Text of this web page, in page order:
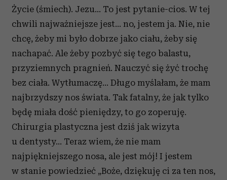
Życie (śmiech). Jezu… To jest pytanie-cios. W tej
chwili najważniejsze jest… no, jestem ja. Nie, nie
chcę, żeby mi było dobrze jako ciału, żeby się
nachapać. Ale żeby pozbyć się tego balastu,
przyziemnych pragnień. Nauczyć się żyć trochę
bez ciała. Wytłumaczę… Długo myślałam, że mam
najbrzydszy nos świata. Tak fatalny, że jak tylko
będę miała dość pieniędzy, to go zoperuję.
Chirurgia plastyczna jest dziś jak wizyta
u dentysty… Teraz wiem, że nie mam
najpiękniejszego nosa, ale jest mój! I jestem
w stanie powiedzieć „Boże, dziękuję ci za ten nos,